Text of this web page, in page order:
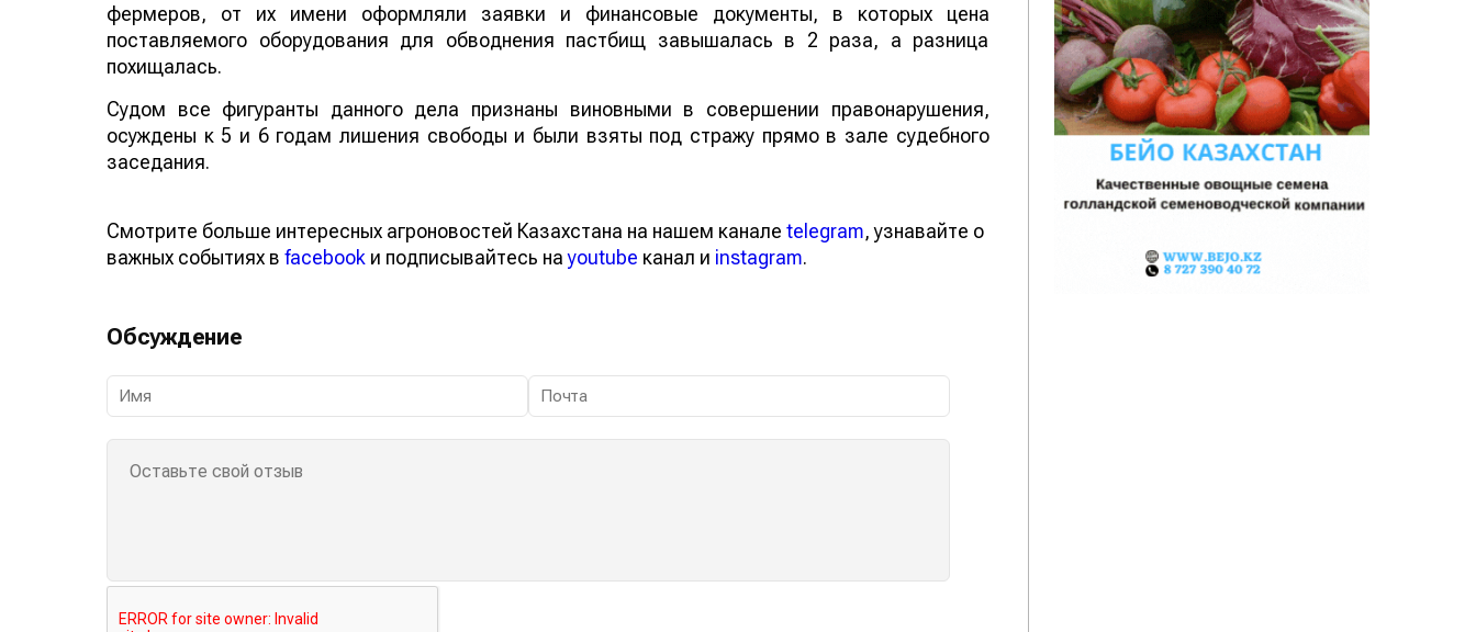
фермеров, от их имени оформляли заявки и финансовые документы, в которых цена
поставляемого оборудования для обводнения пастбищ завышалась в 2 раза, а разница
похищалась.
Судом все фигуранты данного дела признаны виновными в совершении правонарушения,
осуждены к 5 и 6 годам лишения свободы и были взяты под стражу прямо в зале судебного
заседания.
Смотрите больше интересных агроновостей Казахстана на нашем канале telegram, узнавайте о
важных событиях в facebook и подписывайтесь наyoutube канал и instagram.
Обсуждение